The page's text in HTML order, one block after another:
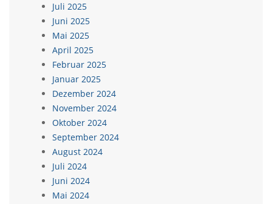
Juli 2025
Juni 2025
Mai 2025
April 2025
Februar 2025
Januar 2025
Dezember 2024
November 2024
Oktober 2024
September 2024
August 2024
Juli 2024
Juni 2024
Mai 2024